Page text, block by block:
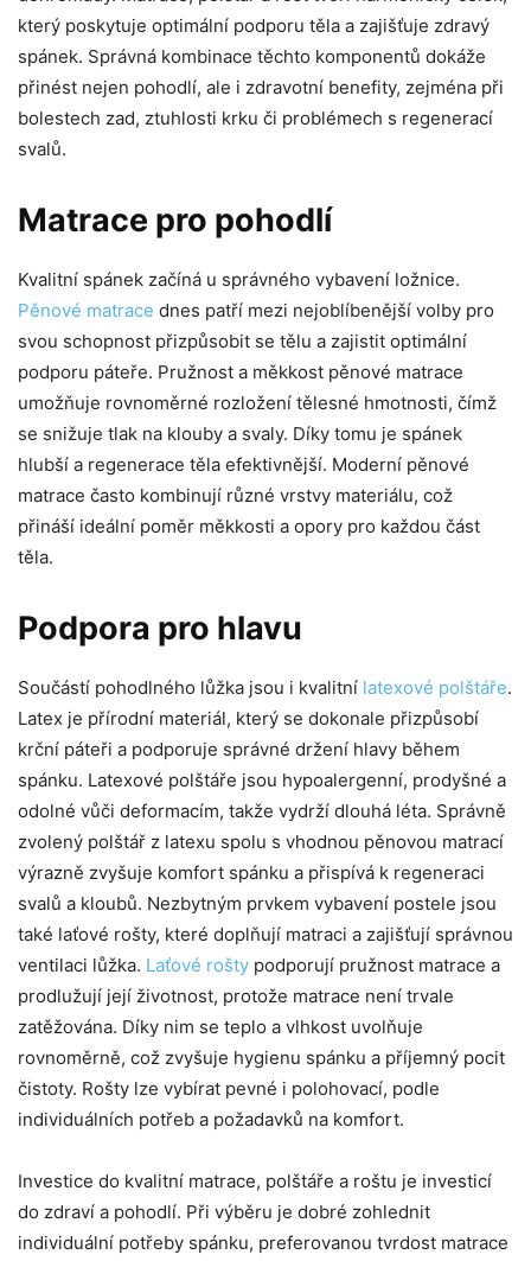
který poskytuje optimální podporu těla a zajišťuje zdravý
spánek. Správná kombinace těchto komponentů dokáže
přinést nejen pohodlí, ale i zdravotní benefity, zejména při
bolestech zad, ztuhlosti krku či problémech s regenerací
svalů.
Matrace pro pohodlí
Kvalitní spánek začíná u správného vybavení ložnice.
Pěnové matrace dnes patří mezi nejoblíbenější volby pro
svou schopnost přizpůsobit se tělu a zajistit optimální
podporu páteře. Pružnost a měkkost pěnové matrace
umožňuje rovnoměrné rozložení tělesné hmotnosti, čímž
se snižuje tlak na klouby a svaly. Díky tomu je spánek
hlubší a regenerace těla efektivnější. Moderní pěnové
matrace často kombinují různé vrstvy materiálu, což
přináší ideální poměr měkkosti a opory pro každou část
těla.
Podpora pro hlavu
Součástí pohodlného lůžka jsou i kvalitní latexové polštáře.
Latex je přírodní materiál, který se dokonale přizpůsobí
krční páteři a podporuje správné držení hlavy během
spánku. Latexové polštáře jsou hypoalergenní, prodyšné a
odolné vůči deformacím, takže vydrží dlouhá léta. Správně
zvolený polštář z latexu spolu s vhodnou pěnovou matrací
výrazně zvyšuje komfort spánku a přispívá k regeneraci
svalů a kloubů. Nezbytným prvkem vybavení postele jsou
také laťové rošty, které doplňují matraci a zajišťují správnou
ventilaci lůžka. Laťové rošty podporují pružnost matrace a
prodlužují její životnost, protože matrace není trvale
zatěžována. Díky nim se teplo a vlhkost uvolňuje
rovnoměrně, což zvyšuje hygienu spánku a příjemný pocit
čistoty. Rošty lze vybírat pevné i polohovací, podle
individuálních potřeb a požadavků na komfort.
Investice do kvalitní matrace, polštáře a roštu je investicí
do zdraví a pohodlí. Při výběru je dobré zohlednit
individuální potřeby spánku, preferovanou tvrdost matrace